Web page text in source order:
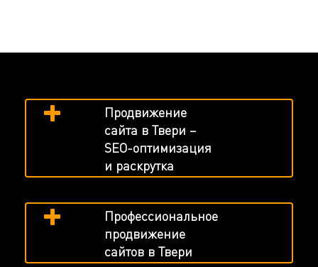
Продвижение
сайта в Твери –
SEO-оптимизация
и раскрутка
Профессиональное
продвижение
сайтов в Твери